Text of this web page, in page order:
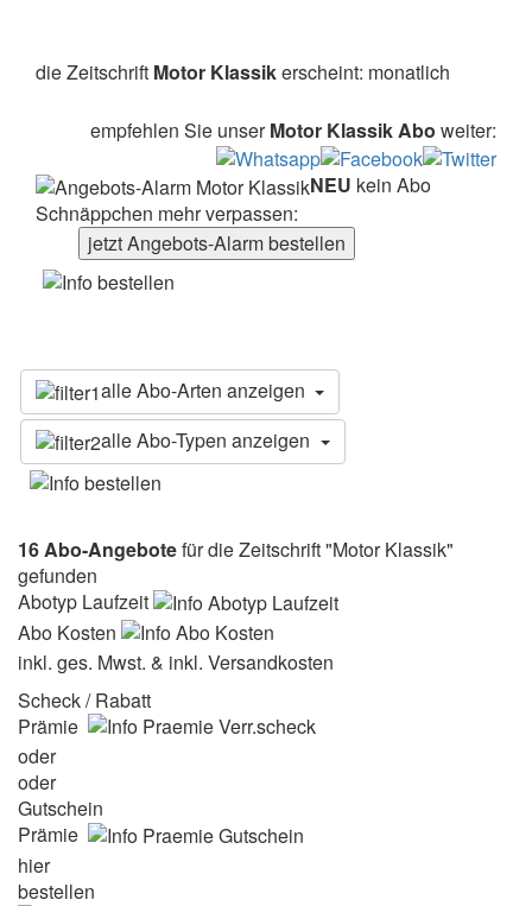
die Zeitschrift Motor Klassikerscheint: monatlich
empfehlen Sie unserMotor Klassik Abo weiter:
NEU kein Abo
Schnäppchen mehr verpassen:
jetzt Angebots-Alarm bestellen
alle Abo-Arten anzeigen
alle Abo-Typen anzeigen
16 Abo-Angebotefür die Zeitschrift "Motor Klassik"
gefunden
Abotyp Laufzeit
Abo Kosten
inkl. ges. Mwst. & inkl. Versandkosten
Scheck / Rabatt
Prämie
oder
oder
Gutschein
Prämie
hier
bestellen